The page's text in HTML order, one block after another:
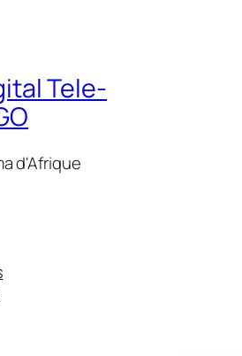
Tele-
d'Afrique